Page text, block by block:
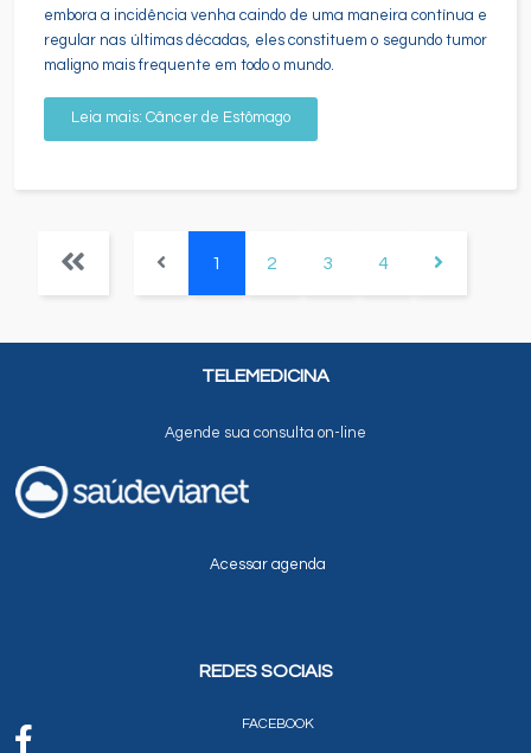
embora a incidência venha caindo de uma maneira contínua e
regular nas últimas décadas, eles constituem o segundo tumor
maligno mais frequente em todo o mundo.
Leia mais: Câncer de Estômago
1 2 3 4
TELEMEDICINA
Agende sua consulta on-line
Acessar agenda
REDES SOCIAIS
FACEBOOK